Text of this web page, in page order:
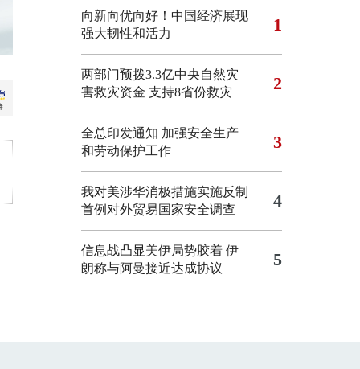
向新向优向好！中国经济展现
强大韧性和活力
1
两部门预拨3.3亿中央自然灾
害救灾资金 支持8省份救灾
2
全总印发通知 加强安全生产
和劳动保护工作
3
我对美涉华消极措施实施反制
首例对外贸易国家安全调查
4
信息战凸显美伊局势胶着 伊
朗称与阿曼接近达成协议
5